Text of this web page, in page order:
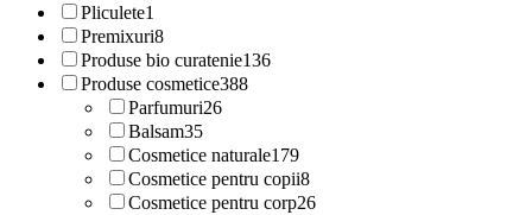
Pliculete1
Premixuri8
Produse bio curatenie136
Produse cosmetice388
Parfumuri26
Balsam35
Cosmetice naturale179
Cosmetice pentru copii8
Cosmetice pentru corp26